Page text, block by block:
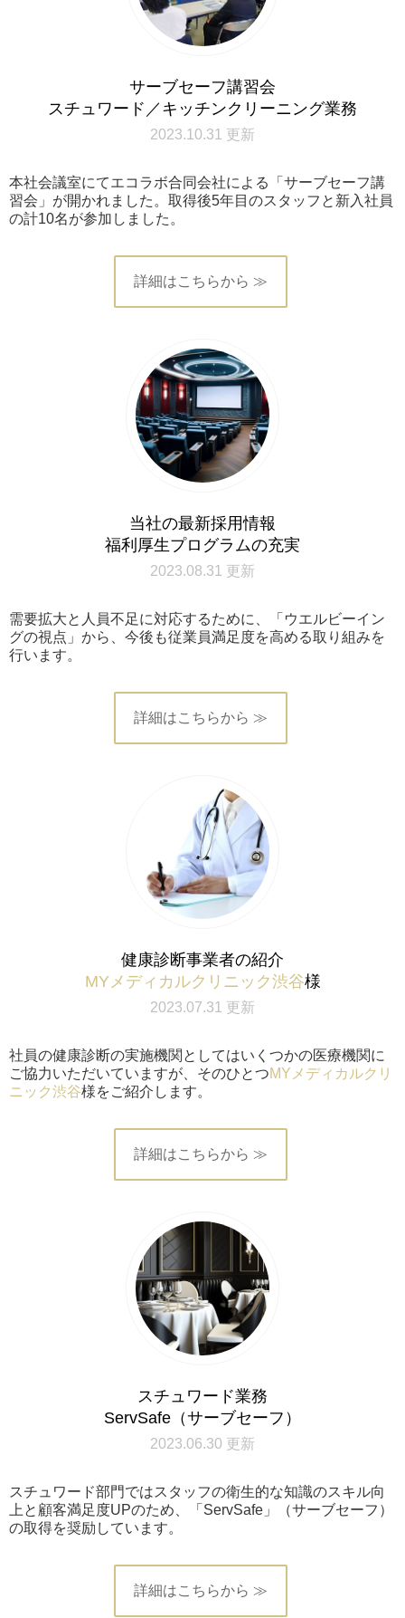
サーブセーフ講習会
スチュワード／キッチンクリーニング業務
2023.10.31 更新
本社会議室にてエコラボ合同会社による「サーブセーフ講
習会」が開かれました。取得後5年目のスタッフと新入社員
の計10名が参加しました。
詳細はこちらから ≫
当社の最新採用情報
福利厚生プログラムの充実
2023.08.31 更新
需要拡大と人員不足に対応するために、「ウエルビーイン
グの視点」から、今後も従業員満足度を高める取り組みを
行います。
詳細はこちらから ≫
健康診断事業者の紹介
MYメディカルクリニック渋谷様
2023.07.31 更新
社員の健康診断の実施機関としてはいくつかの医療機関に
ご協力いただいていますが、そのひとつMYメディカルクリ
ニック渋谷様をご紹介します。
詳細はこちらから ≫
スチュワード業務
ServSafe（サーブセーフ）
2023.06.30 更新
スチュワード部門ではスタッフの衛生的な知識のスキル向
上と顧客満足度UPのため、「ServSafe」（サーブセーフ）
の取得を奨励しています。
詳細はこちらから ≫